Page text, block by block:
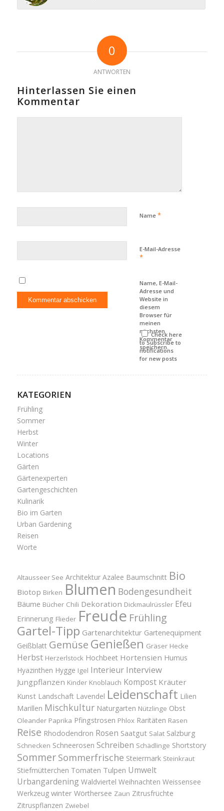
0
ANTWORTEN
Hinterlassen Sie einen
Kommentar
Name *
E-Mail-Adresse
*
Name, E-Mail-
Adresse und
Website in
diesem
Browser für
meinen
nächsten
Kommentar
speichern.
Check here
to Subscribe to
notifications
for new posts
KATEGORIEN
Frühling
Sommer
Herbst
Winter
Locations
Gärten
Gärtenexperten
Gartengeschichten
Kulinarik
Bio im Garten
Urban Gardening
Reisen
Worte
Altausseer See Architektur Azalee Baumschnitt Bio
Biotop Birken Blumen Bodengesundheit
Bäume Bücher Chili Dekoration Dickmaulrüssler Efeu
Erinnerung Flieder Freude Frühling
Gartel-Tipp Gartenarchitektur Gartenequipment
Geißblatt Gemüse Genießen Gräser Hecke
Herbst Herzerlstock Hochbeet Hortensien Humus
Hyazinthen Hygge Igel Interieur Interview
Jungpflanzen Kinder Knoblauch Kompost Kräuter
Kunst Landschaft Lavendel Leidenschaft Lilien
Marillen Mischkultur Naturgarten Nützlinge Obst
Oleander Paprika Pfingstrosen Phlox Raritäten Rasen
Reise Rhododendron Rosen Saatgut Salat Salzburg
Schnecken Schneerosen Schreiben Schädlinge Shortstory
Sommer Sommerfrische Steiermark Steinkraut
Stiefmütterchen Tomaten Tulpen Umwelt
Urbangardening Waldviertel Weihnachten Weissensee
Werkzeug winter Wörthersee Zaun Zitrusfrüchte
Zitruspflanzen Zwiebel